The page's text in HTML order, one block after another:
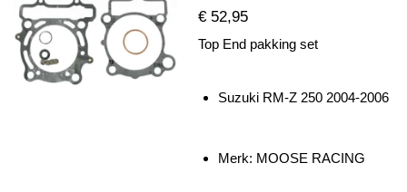
€ 52,95
Top End pakking set
Suzuki RM-Z 250 2004-2006
Merk: MOOSE RACING